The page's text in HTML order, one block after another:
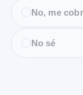
No, me
No sé